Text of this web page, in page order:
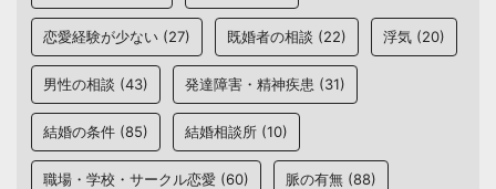
恋愛経験が少ない (27) 既婚者の相談 (22) 浮気 (20)
男性の相談 (43) 発達障害・精神疾患 (31)
結婚の条件 (85) 結婚相談所 (10)
職場・学校・サークル恋愛 (60) 脈の有無 (88)